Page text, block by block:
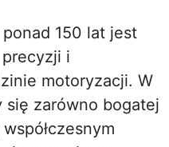
i
motoryzacji. W
zarówno bogatej